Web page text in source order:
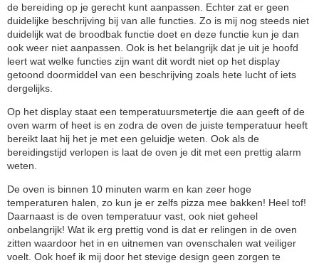
de bereiding op je gerecht kunt aanpassen. Echter zat er geen
duidelijke beschrijving bij van alle functies. Zo is mij nog steeds niet
duidelijk wat de broodbak functie doet en deze functie kun je dan
ook weer niet aanpassen. Ook is het belangrijk dat je uit je hoofd
leert wat welke functies zijn want dit wordt niet op het display
getoond doormiddel van een beschrijving zoals hete lucht of iets
dergelijks.
Op het display staat een temperatuursmetertje die aan geeft of de
oven warm of heet is en zodra de oven de juiste temperatuur heeft
bereikt laat hij het je met een geluidje weten. Ook als de
bereidingstijd verlopen is laat de oven je dit met een prettig alarm
weten.
De oven is binnen 10 minuten warm en kan zeer hoge
temperaturen halen, zo kun je er zelfs pizza mee bakken! Heel tof!
Daarnaast is de oven temperatuur vast, ook niet geheel
onbelangrijk! Wat ik erg prettig vond is dat er relingen in de oven
zitten waardoor het in en uitnemen van ovenschalen wat veiliger
voelt. Ook hoef ik mij door het stevige design geen zorgen te